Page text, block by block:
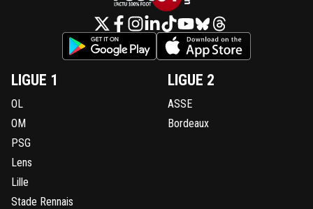
LIGUE 1
OL
OM
PSG
Lens
Lille
Stade Rennais
LIGUE 2
ASSE
Bordeaux